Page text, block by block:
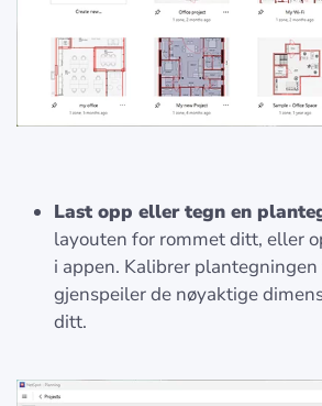
Last opp eller tegn en
layouten for rommet ditt, eller
i appen. Kalibrer
gjenspeiler de nøyaktige
ditt.